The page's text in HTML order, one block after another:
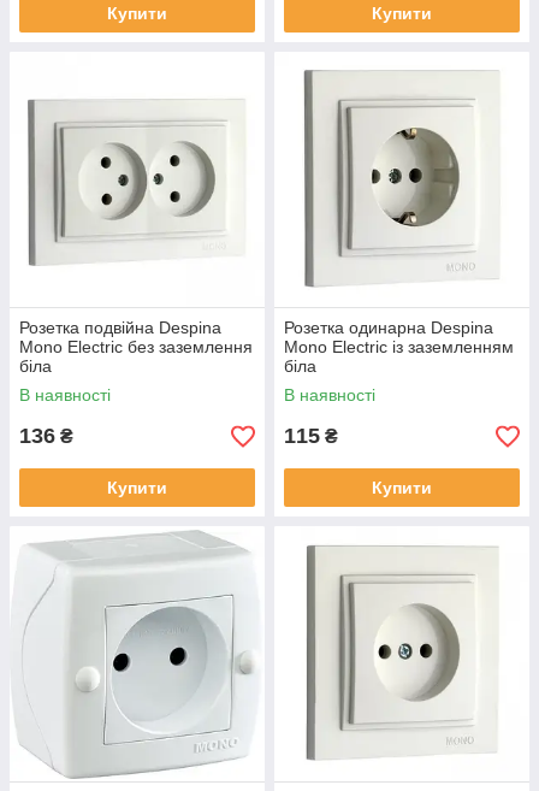
Купити Купити
Розетка подвійна Despina
Mono Electric без заземлення
біла
В наявності
136 ₴
Купити
Розетка одинарна Despina
Mono Electric із заземленням
біла
В наявності
115 ₴
Купити